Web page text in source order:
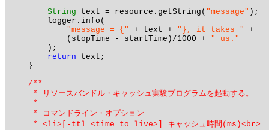
String text = resource.getString( "message" );
        logger.info(
"message = {"
+ text + "}, it takes "
+
            (stopTime - startTime)/1000 +
" us."
        );
return text;
    }
/**
     * リソースバンドル・キャッシュ実験プログラムを起動する。
     *
     * コマンドライン・オプション
     * <li>[-ttl <time to live>] キャッシュ時間(ms)<br>